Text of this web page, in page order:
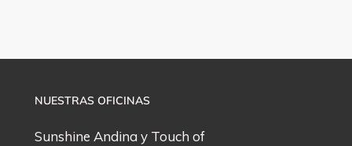
NUESTRAS OFICINAS
Sunshine Andina y Touch of